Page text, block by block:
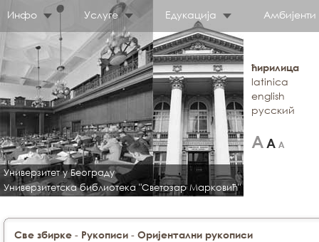
Инфо Услуге Едукација Амбијенти
Универзитет у Београду
Универзитетска библиотека "Светозар Марковић"
ћирилица
latinica
english
русский
Све збирке - Рукописи - Оријентални рукописи